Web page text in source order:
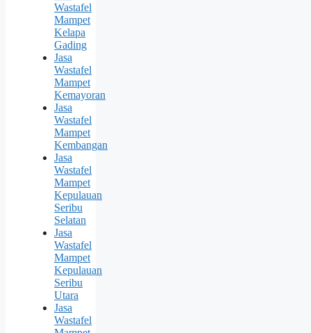
Wastafel
Mampet
Kelapa
Gading
Jasa
Wastafel
Mampet
Kemayoran
Jasa
Wastafel
Mampet
Kembangan
Jasa
Wastafel
Mampet
Kepulauan
Seribu
Selatan
Jasa
Wastafel
Mampet
Kepulauan
Seribu
Utara
Jasa
Wastafel